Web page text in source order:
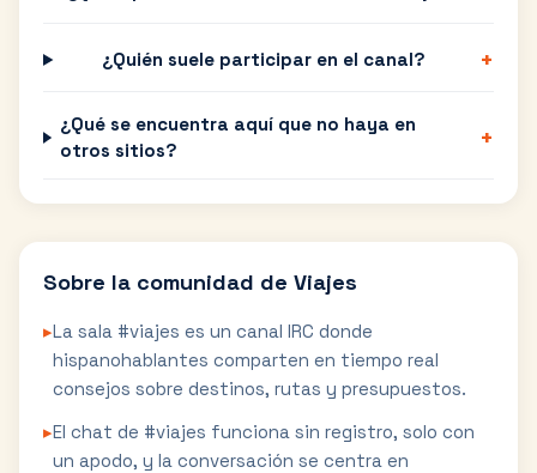
¿Quién suele participar en el canal? +
¿Qué se encuentra aquí que no haya en
otros sitios?
+
Sobre la comunidad de Viajes
▸La sala #viajes es un canal IRC donde
hispanohablantes comparten en tiempo real
consejos sobre destinos, rutas y presupuestos.
▸El chat de #viajes funciona sin registro, solo con
un apodo, y la conversación se centra en